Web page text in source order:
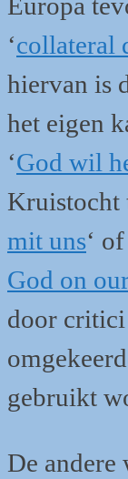
Europa
‘collateral
hiervan is
het eigen
‘God wil
Kruistocht
mit uns‘
God on
door critici
gebruikt
De andere